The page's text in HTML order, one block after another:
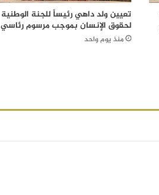
تعيين ولد داهي رئيساً للجنة الوطنية
لحقوق الإنسان بموجب مرسوم رئاسي
منذ يوم واحد